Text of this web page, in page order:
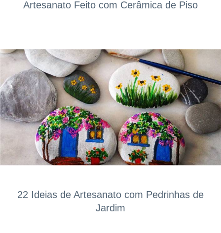
Artesanato Feito com Cerâmica de Piso
22 Ideias de Artesanato com Pedrinhas de
Jardim